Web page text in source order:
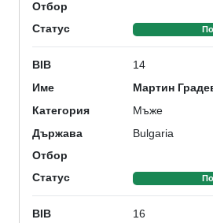
Отбор
Статус
BIB 14
Име Мартин
Категория Мъже
Държава Bulgaria
Отбор
Статус
BIB 16